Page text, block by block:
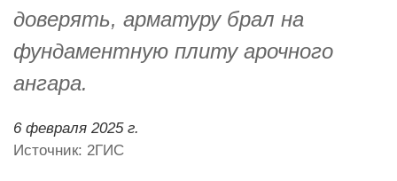
доверять, арматуру брал на
фундаментную плиту арочного
ангара.
6 февраля 2025 г.
Источник: 2ГИС